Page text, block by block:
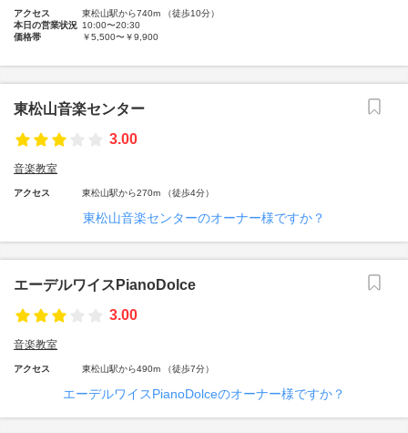
アクセス
東松山駅から740m （徒歩10分）
本日の営業状況 10:00〜20:30
価格帯
￥5,500〜￥9,900
東松山音楽センター
3.00
音楽教室
アクセス 東松山駅から270m （徒歩4分）
東松山音楽センターのオーナー様ですか？
エーデルワイスPianoDolce
3.00
音楽教室
アクセス 東松山駅から490m （徒歩7分）
エーデルワイスPianoDolceのオーナー様ですか？